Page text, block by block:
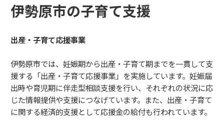
伊勢原市の子育て支援
出産・子育て応援事業
伊勢原市では、妊娠期から出産・子育て期までを一貫して支
援する「出産・子育て応援事業」を実施しています。妊娠届
出時や育児期に伴走型相談支援を行い、それぞれの状況に応
じた情報提供や支援につなげています。また、出産・子育て
に関する経済的支援として応援金の給付も行われています。